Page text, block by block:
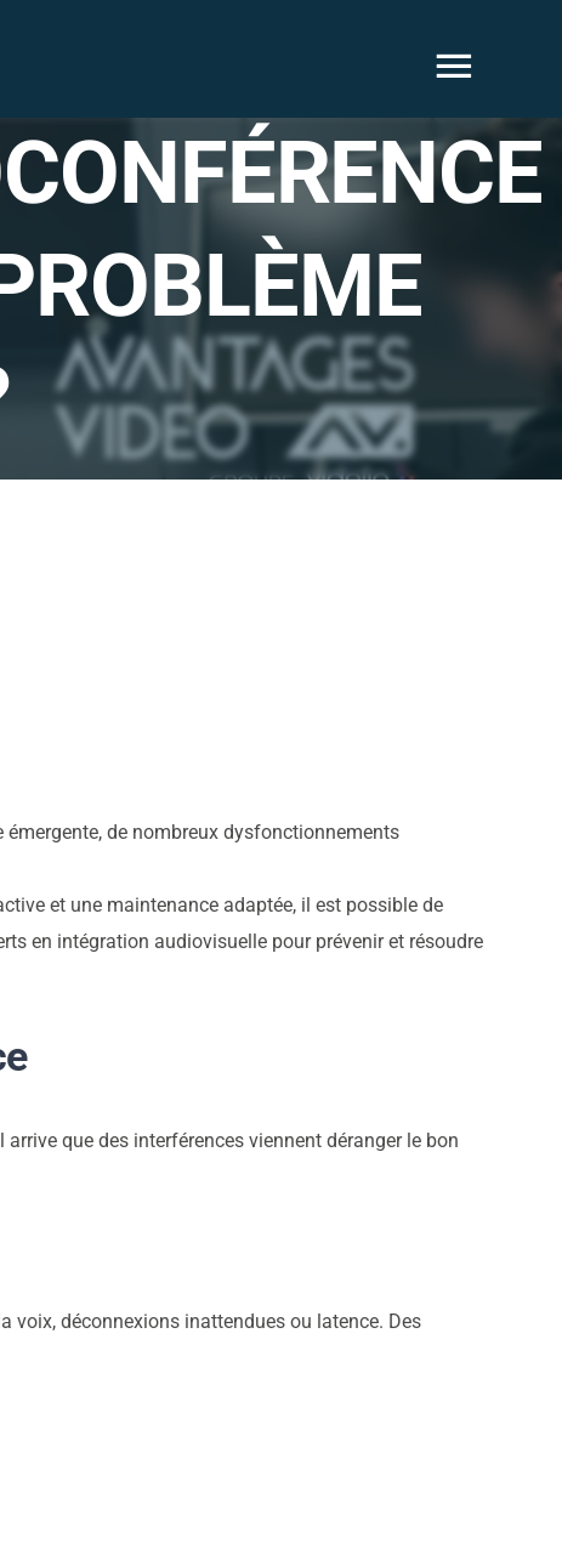
de nombreux dysfonctionnements
et une maintenance adaptée, il est possible de
en intégration audiovisuelle pour prévenir et résoudre
que des interférences viennent déranger le bon
voix, déconnexions inattendues ou latence. Des